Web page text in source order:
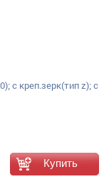
с креп.зерк(тип z); с